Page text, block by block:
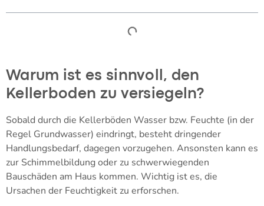
Warum ist es sinnvoll, den
Kellerboden zu versiegeln?
Sobald durch die Kellerböden Wasser bzw. Feuchte (in der
Regel Grundwasser) eindringt, besteht dringender
Handlungsbedarf, dagegen vorzugehen. Ansonsten kann es
zur Schimmelbildung oder zu schwerwiegenden
Bauschäden am Haus kommen. Wichtig ist es, die
Ursachen der Feuchtigkeit zu erforschen.